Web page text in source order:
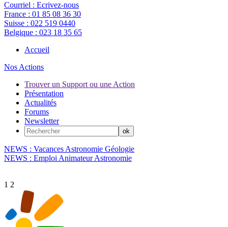
Courriel : Ecrivez-nous
France : 01 85 08 36 30
Suisse : 022 519 0440
Belgique : 023 18 35 65
Accueil
Nos Actions
Trouver un Support ou une Action
Présentation
Actualités
Forums
Newsletter
NEWS : Vacances Astronomie Géologie
NEWS : Emploi Animateur Astronomie
1 2